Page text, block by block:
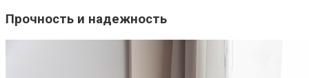
Прочность и надежность